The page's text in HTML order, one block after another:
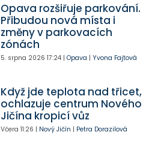
Opava rozšiřuje parkování.
Přibudou nová místa i
změny v parkovacích
zónách
5. srpna 2026 17:24| Opava | Yvona Fajtová
Když jde teplota nad třicet,
ochlazuje centrum Nového
Jičína kropicí vůz
Včera 11:26 | Nový Jičín | Petra Dorazilová